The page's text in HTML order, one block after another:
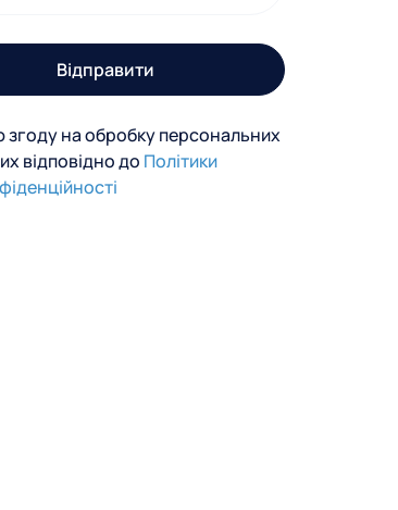
Відправити
на обробку персональних
відповідно до Політики